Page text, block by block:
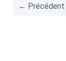
← Précédent